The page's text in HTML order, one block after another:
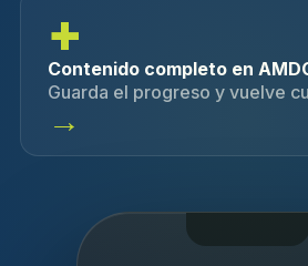
+
Contenido completo en
Guarda el progreso y vuelve
→